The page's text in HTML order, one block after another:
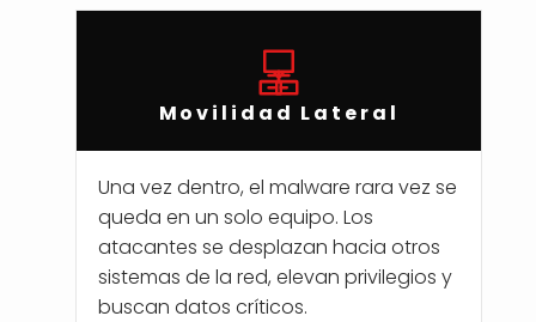
Movilidad Lateral
Una vez dentro, el malware rara vez se
queda en un solo equipo. Los
atacantes se desplazan hacia otros
sistemas de la red, elevan privilegios y
buscan datos críticos.